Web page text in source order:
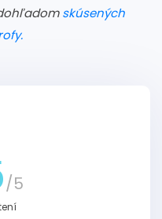
skúsených
/5